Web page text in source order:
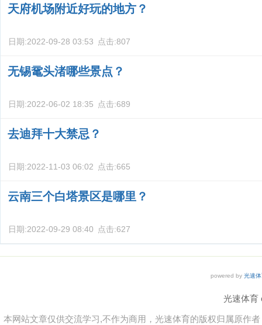
天府机场附近好玩的地方？
日期:2022-09-28 03:53 点击:807
无锡鼋头渚哪些景点？
日期:2022-06-02 18:35 点击:689
去迪拜十大禁忌？
日期:2022-11-03 06:02 点击:665
云南三个白塔景区是哪里？
日期:2022-09-29 08:40 点击:627
powered by 光速
光速体育
本网站文章仅供交流学习,不作为商用，光速体育的版权归属原作